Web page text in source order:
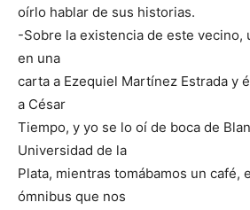
oírlo hablar de sus historias.
-Sobre la existencia de este vecino,
en una
carta a Ezequiel Martínez Estrada y
a César
Tiempo, y yo se lo oí de boca de
Universidad de la
Plata, mientras tomábamos un café,
ómnibus que nos